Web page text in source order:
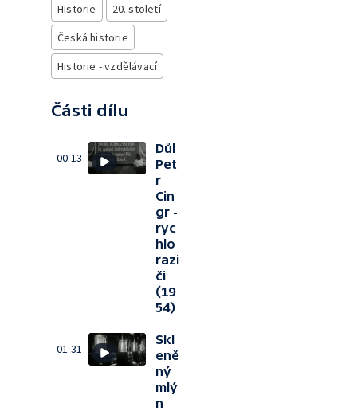
Historie
20. století
Česká historie
Historie - vzdělávací
Části dílu
00:13
Důl
Pet
r
Cin
gr -
ryc
hlo
razi
či
(19
54)
01:31
Skl
eně
ný
mlý
n